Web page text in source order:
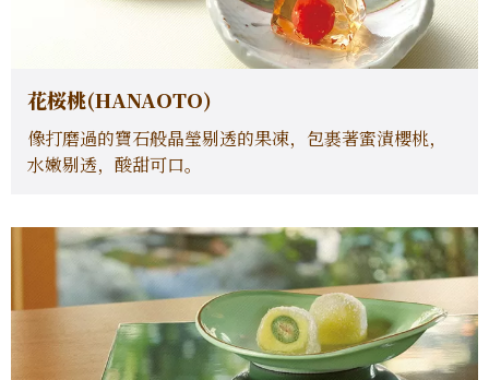
花桜桃(HANAOTO)
像打磨過的寶石般晶瑩剔透的果凍，包裹著蜜漬櫻桃，
水嫩剔透，酸甜可口。